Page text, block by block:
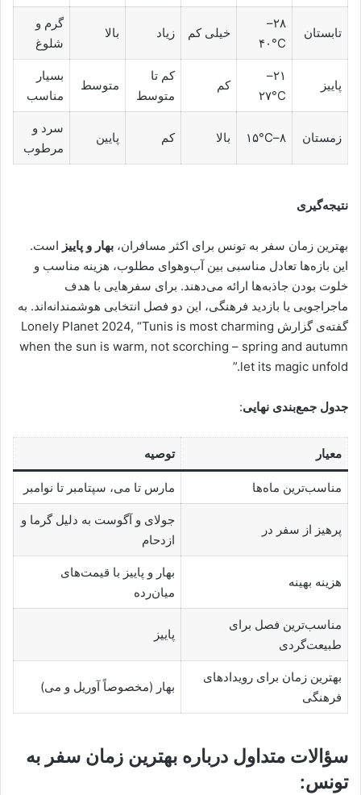
تابستان
۲۸–
۴۰°C
خیلی کم زیاد بالا
گرم و
شلوغ
پاییز
۲۱–
۲۷°C
کم
کم تا
متوسط
متوسط
بسیار
مناسب
زمستان ۸–۱۵°C بالا کم پایین
سرد و
مرطوب
نتیجه‌گیری
بهترین زمان سفر به تونس برای اکثر مسافران، بهار و پاییز است.
این بازه‌ها تعادل مناسبی بین آب‌وهوای مطلوب، هزینه مناسب و
خلوت بودن جاذبه‌ها ارائه می‌دهند. برای سفرهایی با هدف
ماجراجویی یا بازدید فرهنگی، این دو فصل انتخابی هوشمندانه‌اند. به
گفته‌ی گزارش Lonely Planet 2024, “Tunis is most charming
when the sun is warm, not scorching – spring and autumn
let its magic unfold.”
جدول جمع‌بندی نهایی:
معیار توصیه
مناسب‌ترین ماه‌ها مارس تا می، سپتامبر تا نوامبر
پرهیز از سفر در
جولای و آگوست به دلیل گرما و
ازدحام
هزینه بهینه
بهار و پاییز با قیمت‌های
میان‌رده
مناسب‌ترین فصل برای
طبیعت‌گردی
پاییز
بهترین زمان برای رویدادهای
فرهنگی
بهار (مخصوصاً آوریل و می)
سؤالات متداول درباره بهترین زمان سفر به
تونس: